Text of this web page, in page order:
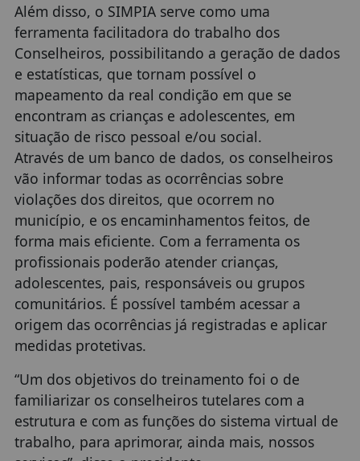
Além disso, o SIMPIA serve como uma
ferramenta facilitadora do trabalho dos
Conselheiros, possibilitando a geração de dados
e estatísticas, que tornam possível o
mapeamento da real condição em que se
encontram as crianças e adolescentes, em
situação de risco pessoal e/ou social.
Através de um banco de dados, os conselheiros
vão informar todas as ocorrências sobre
violações dos direitos, que ocorrem no
município, e os encaminhamentos feitos, de
forma mais eficiente. Com a ferramenta os
profissionais poderão atender crianças,
adolescentes, pais, responsáveis ou grupos
comunitários. É possível também acessar a
origem das ocorrências já registradas e aplicar
medidas protetivas.
“Um dos objetivos do treinamento foi o de
familiarizar os conselheiros tutelares com a
estrutura e com as funções do sistema virtual de
trabalho, para aprimorar, ainda mais, nossos